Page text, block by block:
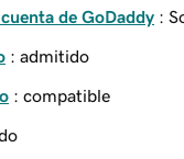
de GoDaddy :
: admitido
: compatible